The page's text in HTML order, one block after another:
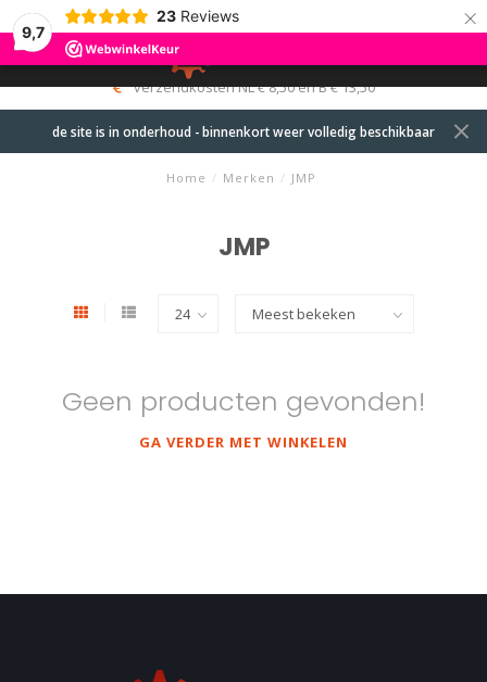
9,7
23 Reviews ×
MENU
0
verzendkosten NL € 8,50 en B € 13,50
de site is in onderhoud - binnenkort weer volledig beschikbaar
Home / Merken / JMP
JMP
Geen producten gevonden!
GA VERDER MET WINKELEN